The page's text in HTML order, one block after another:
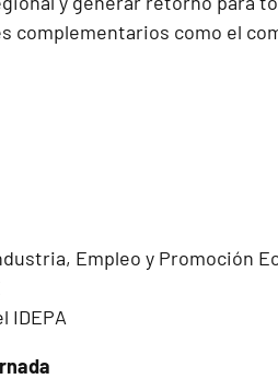
complementarios como el
Empleo y Promoción
IDEPA